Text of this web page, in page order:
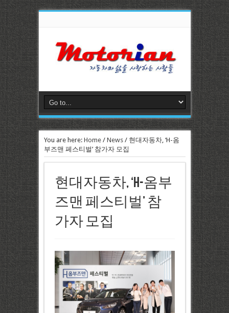
You are here: Home/ News/ 현대자동차, ‘H-옴
부즈맨 페스티벌’ 참가자 모집
현대자동차, ‘H-옴부
즈맨 페스티벌’ 참
가자 모집